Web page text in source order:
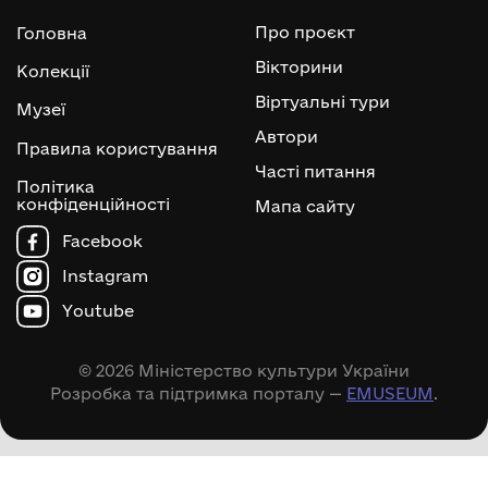
Головна
Колекції
Музеї
Правила користування
Політика
конфіденційності
Про проєкт
Вікторини
Віртуальні тури
Автори
Часті питання
Мапа сайту
Facebook
Instagram
Youtube
© 2026 Міністерство культури України
Розробка та підтримка порталу — EMUSEUM.